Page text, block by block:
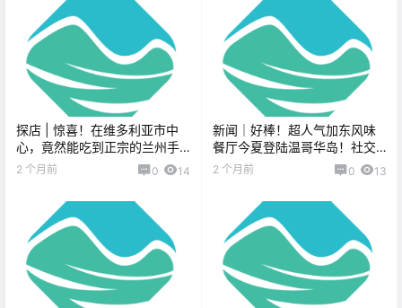
探店 | 惊喜！在维多利亚市中
心，竟然能吃到正宗的兰州手
工拉面！
2 个月前 0 14
新闻｜好棒！超人气加东风味
餐厅今夏登陆温哥华岛！社交
媒体捧红的温哥华岛绝美沙
滩，却成了游客的爆胎噩梦！
2 个月前 0 13